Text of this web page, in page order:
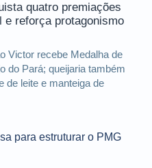
quatro premiações
e reforça protagonismo
Victor recebe Medalha de
do Pará; queijaria também
de leite e manteiga de